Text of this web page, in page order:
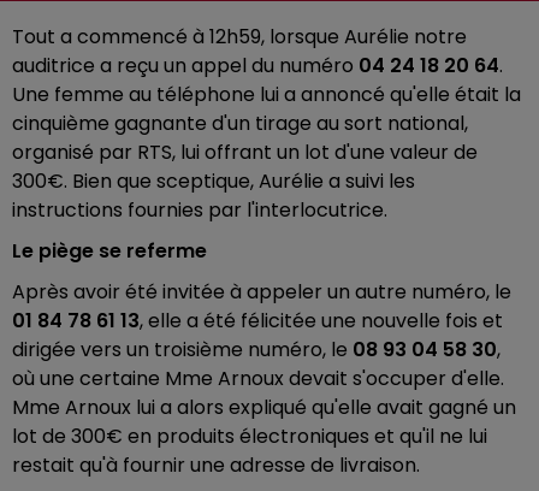
Tout a commencé à 12h59, lorsque Aurélie notre
auditrice a reçu un appel du numéro 04 24 18 20 64.
Une femme au téléphone lui a annoncé qu'elle était la
cinquième gagnante d'un tirage au sort national,
organisé par RTS, lui offrant un lot d'une valeur de
300€. Bien que sceptique, Aurélie a suivi les
instructions fournies par l'interlocutrice.
Le piège se referme
Après avoir été invitée à appeler un autre numéro, le
01 84 78 61 13, elle a été félicitée une nouvelle fois et
dirigée vers un troisième numéro, le 08 93 04 58 30,
où une certaine Mme Arnoux devait s'occuper d'elle.
Mme Arnoux lui a alors expliqué qu'elle avait gagné un
lot de 300€ en produits électroniques et qu'il ne lui
restait qu'à fournir une adresse de livraison.